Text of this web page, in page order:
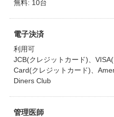
無料: 10台
電子決済
利用可
JCB(クレジットカード)、
Card(クレジットカード)、
Diners Club
管理医師